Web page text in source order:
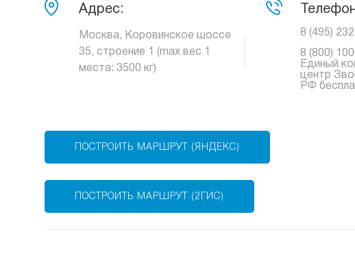
Адрес:
Москва, Коровинское шоссе
35, строение 1 (max вес 1
места: 3500 кг)
8 (495)
8 (800)
Единый
центр
РФ
ПОСТРОИТЬ МАРШРУТ (ЯНДЕКС)
ПОСТРОИТЬ МАРШРУТ (2ГИС)